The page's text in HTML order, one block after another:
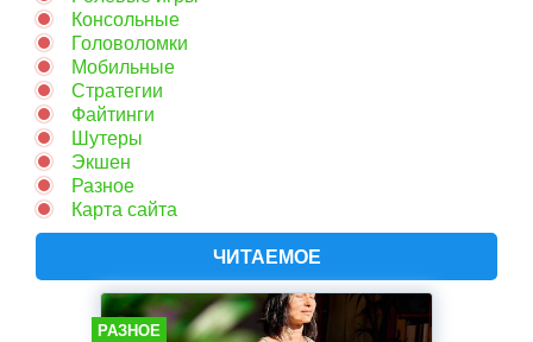
Консольные
Головоломки
Мобильные
Стратегии
Файтинги
Шутеры
Экшен
Разное
Карта сайта
ЧИТАЕМОЕ
РАЗНОЕ